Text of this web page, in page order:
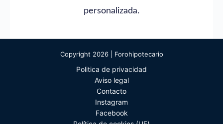
personalizada.
Copyright 2026 | Forohipotecario
Politica de privacidad
Aviso legal
Contacto
Instagram
Facebook